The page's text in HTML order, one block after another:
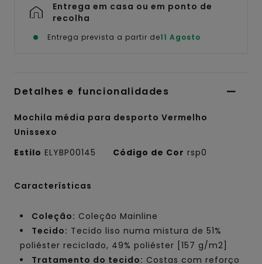
Entrega em casa ou em ponto de
recolha
Entrega prevista a partir de11 Agosto
Detalhes e funcionalidades
Mochila média para desporto Vermelho
Unissexo
Estilo ELYBP00145 Código de Cor rsp0
Características
Coleção: Coleção Mainline
Tecido: Tecido liso numa mistura de 51%
poliéster reciclado, 49% poliéster [157 g/m2]
Tratamento do tecido: Costas com reforço